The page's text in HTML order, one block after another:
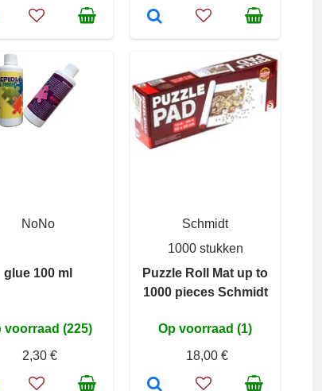
NoNo
glue 100 ml
voorraad (225)
2,30 €
Schmidt
1000 stukken
Puzzle Roll Mat up to
1000 pieces Schmidt
Op voorraad (1)
18,00 €